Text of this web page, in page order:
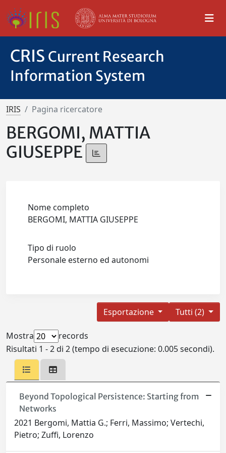
CRIS Current Research
Information System
IRIS Pagina ricercatore
BERGOMI, MATTIA
GIUSEPPE
Nome completo
BERGOMI, MATTIA GIUSEPPE
Tipo di ruolo
Personale esterno ed autonomi
Tutti (2)
Esportazione
Mostra
records
Risultati 1 - 2 di 2 (tempo di esecuzione: 0.005 secondi).
Beyond Topological Persistence: Starting from
Networks
2021 Bergomi, Mattia G.; Ferri, Massimo; Vertechi,
Pietro; Zuffi, Lorenzo